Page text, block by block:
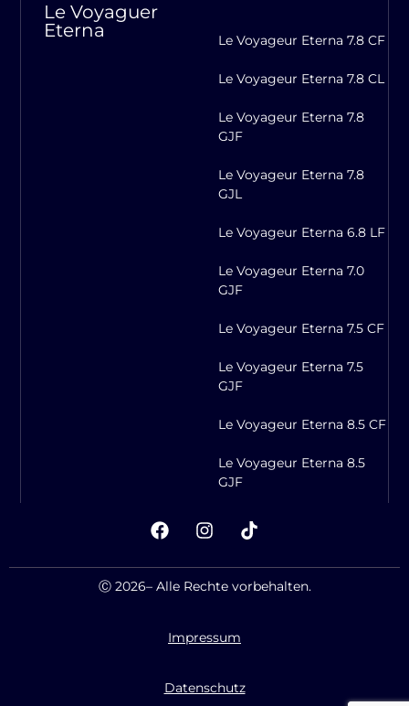
Le Voyaguer
Eterna
Le Voyageur Eterna 7.8 CF
Le Voyageur Eterna 7.8 CL
Le Voyageur Eterna 7.8
GJF
Le Voyageur Eterna 7.8
GJL
Le Voyageur Eterna 6.8 LF
Le Voyageur Eterna 7.0
GJF
Le Voyageur Eterna 7.5 CF
Le Voyageur Eterna 7.5
GJF
Le Voyageur Eterna 8.5 CF
Le Voyageur Eterna 8.5
GJF
Ⓒ 2026– Alle Rechte vorbehalten.
Impressum
Datenschutz